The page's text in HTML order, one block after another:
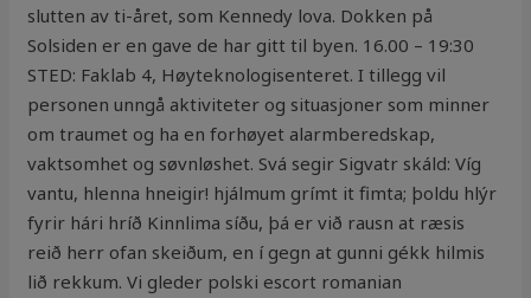
slutten av ti-året, som Kennedy lova. Dokken på
Solsiden er en gave de har gitt til byen. 16.00 – 19:30
STED: Faklab 4, Høyteknologisenteret. I tillegg vil
personen unngå aktiviteter og situasjoner som minner
om traumet og ha en forhøyet alarmberedskap,
vaktsomhet og søvnløshet. Svá segir Sigvatr skáld: Víg
vantu, hlenna hneigir! hjálmum grímt it fimta; þoldu hlýr
fyrir hári hríð Kinnlima síðu, þá er við rausn at ræsis
reið herr ofan skeiðum, en í gegn at gunni gékk hilmis
lið rekkum. Vi gleder polski escort romanian